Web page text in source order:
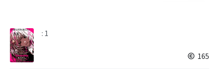
: 1
165